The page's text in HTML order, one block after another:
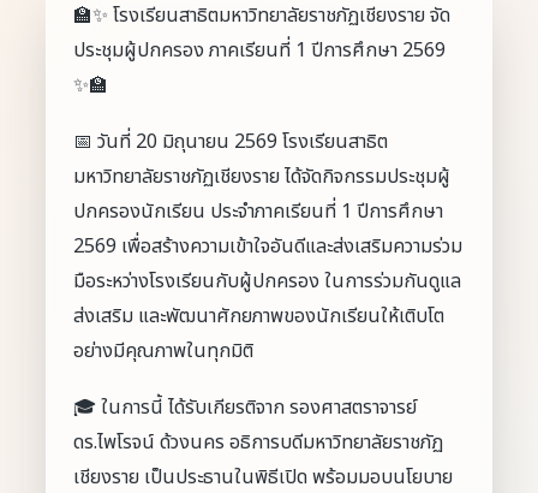
🏫✨ โรงเรียนสาธิตมหาวิทยาลัยราชภัฏเชียงราย จัด
ประชุมผู้ปกครอง ภาคเรียนที่ 1 ปีการศึกษา 2569
✨🏫
📅 วันที่ 20 มิถุนายน 2569 โรงเรียนสาธิต
มหาวิทยาลัยราชภัฏเชียงราย ได้จัดกิจกรรมประชุมผู้
ปกครองนักเรียน ประจำภาคเรียนที่ 1 ปีการศึกษา
2569 เพื่อสร้างความเข้าใจอันดีและส่งเสริมความร่วม
มือระหว่างโรงเรียนกับผู้ปกครอง ในการร่วมกันดูแล
ส่งเสริม และพัฒนาศักยภาพของนักเรียนให้เติบโต
อย่างมีคุณภาพในทุกมิติ
🎓 ในการนี้ ได้รับเกียรติจาก รองศาสตราจารย์
ดร.ไพโรจน์ ด้วงนคร อธิการบดีมหาวิทยาลัยราชภัฏ
เชียงราย เป็นประธานในพิธีเปิด พร้อมมอบนโยบาย